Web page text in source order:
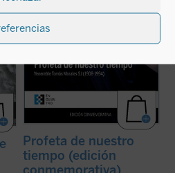
Profeta de nuestro
tiempo (edición
conmemorativa)